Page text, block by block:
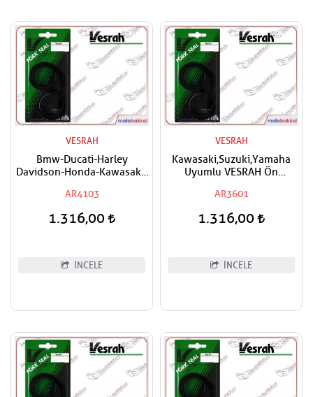
VESRAH
Bmw-Ducati-Harley
Davidson-Honda-Kawasaki-
Amortisör Yağ Keçesi
41x54x11
AR4103
1.316,00
İNCELE
VESRAH
Kawasaki,Suzuki,Yamaha
Uyumlu VESRAH Ön
36x48x8/9,5
AR3601
1.316,00
İNCELE